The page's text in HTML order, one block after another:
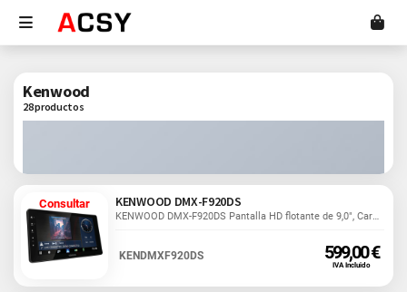
Kenwood
28 productos
Consultar KENWOOD DMX-F920DS
KENWOOD DMX-F920DS Pantalla HD flotante de 9,0", CarPlay,...
KENDMXF920DS 599,00 €
IVA Incluido